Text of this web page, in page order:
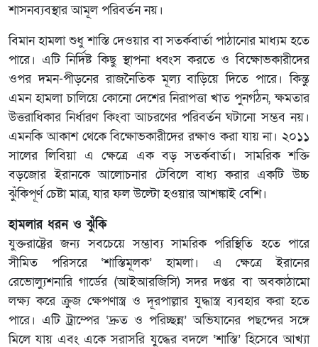
শাসনব্যবস্থার আমূল পরিবর্তন নয়।
বিমান হামলা শুধু শাস্তি দেওয়ার বা সতর্কবার্তা পাঠানোর মাধ্যম হতে
পারে। এটি নির্দিষ্ট কিছু স্থাপনা ধ্বংস করতে ও বিক্ষোভকারীদের
ওপর দমন-পীড়নের রাজনৈতিক মূল্য বাড়িয়ে দিতে পারে। কিন্তু
এমন হামলা চালিয়ে কোনো দেশের নিরাপত্তা খাত পুনর্গঠন, ক্ষমতার
উত্তরাধিকার নির্ধারণ কিংবা আচরণের পরিবর্তন ঘটানো সম্ভব নয়।
এমনকি আকাশ থেকে বিক্ষোভকারীদের রক্ষাও করা যায় না। ২০১১
সালের লিবিয়া এ ক্ষেত্রে এক বড় সতর্কবার্তা। সামরিক শক্তি
বড়জোর ইরানকে আলোচনার টেবিলে বাধ্য করার একটি উচ্চ
ঝুঁকিপূর্ণ চেষ্টা মাত্র, যার ফল উল্টো হওয়ার আশঙ্কাই বেশি।
হামলার ধরন ও ঝুঁকি
যুক্তরাষ্ট্রের জন্য সবচেয়ে সম্ভাব্য সামরিক পরিস্থিতি হতে পারে
সীমিত পরিসরে ‘শাস্তিমূলক’ হামলা। এ ক্ষেত্রে ইরানের
রেভোল্যুশনারি গার্ডের (আইআরজিসি) সদর দপ্তর বা অবকাঠামো
লক্ষ্য করে ক্রুজ ক্ষেপণাস্ত্র ও দূরপাল্লার যুদ্ধাস্ত্র ব্যবহার করা হতে
পারে। এটি ট্রাম্পের ‘দ্রুত ও পরিচ্ছন্ন’ অভিযানের পছন্দের সঙ্গে
মিলে যায় এবং একে সরাসরি যুদ্ধের বদলে ‘শাস্তি’ হিসেবে আখ্যা